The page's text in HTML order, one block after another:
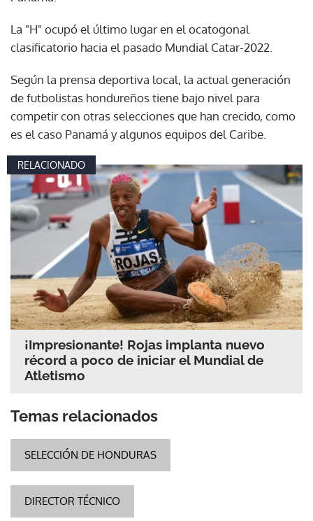
La "H" ocupó el último lugar en el ocatogonal
clasificatorio hacia el pasado Mundial Catar-2022.
Según la prensa deportiva local, la actual generación
de futbolistas hondureños tiene bajo nivel para
competir con otras selecciones que han crecido, como
es el caso Panamá y algunos equipos del Caribe.
RELACIONADO
¡Impresionante! Rojas implanta nuevo
récord a poco de iniciar el Mundial de
Atletismo
Temas relacionados
SELECCIÓN DE HONDURAS
DIRECTOR TÉCNICO